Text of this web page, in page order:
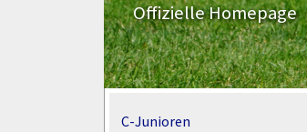
Offizielle Homepage
C-Junioren